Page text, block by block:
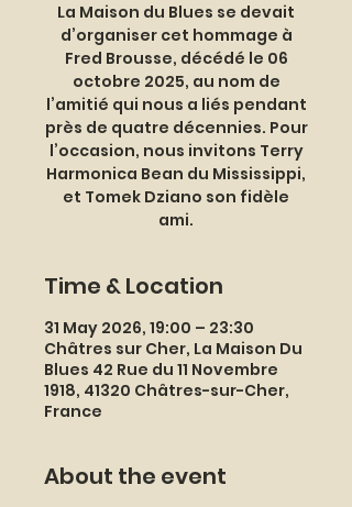
La Maison du Blues se devait
d’organiser cet hommage à
Fred Brousse, décédé le 06
octobre 2025, au nom de
l’amitié qui nous a liés pendant
près de quatre décennies. Pour
l’occasion, nous invitons Terry
Harmonica Bean du Mississippi,
et Tomek Dziano son fidèle
ami.
Time & Location
31 May 2026, 19:00 – 23:30
Châtres sur Cher, La Maison Du
Blues 42 Rue du 11 Novembre
1918, 41320 Châtres-sur-Cher,
France
About the event